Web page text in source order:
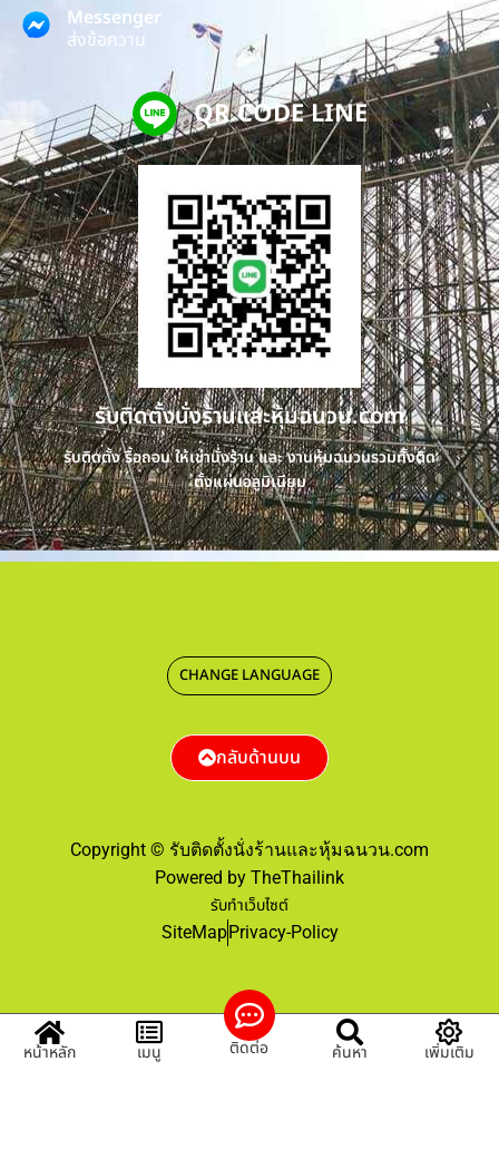
Messenger
ส่งข้อความ
QR CODE LINE
รับติดตั้งนั่งร้านและหุ้มฉนวน.com
รับติดตั้ง รื้อถอน ให้เช่านั่งร้าน และ งานหุ้มฉนวนรวมทั้งติด
ตั้งแผ่นอลูมิเนียม
Copyright © รับติดตั้งนั่งร้านและหุ้มฉนวน.com
Powered by TheThailink
รับทำเว็บไซต์
SiteMapPrivacy-Policy
CHANGE LANGUAGE
กลับด้านบน
หน้าหลัก เมนู ติดต่อ ค้นหา เพิ่มเติม